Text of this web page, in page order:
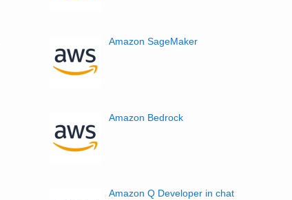
Amazon SageMaker
Amazon Bedrock
Amazon Q Developer in chat